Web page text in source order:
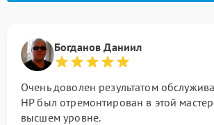
Богданов Даниил
Очень доволен результатом
HP был отремонтирован в этой
высшем уровне.